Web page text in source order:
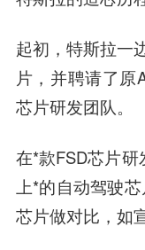
起初，特斯拉一
片，并聘请了原
芯片研发团队。
在*款FSD芯片
上*的自动驾驶
芯片做对比，如